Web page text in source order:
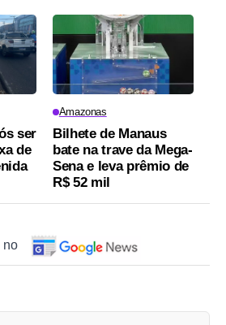
ser
de
Amazonas
Bilhete de Manaus
bate na trave da Mega-
Sena e leva prêmio de
R$ 52 mil
no